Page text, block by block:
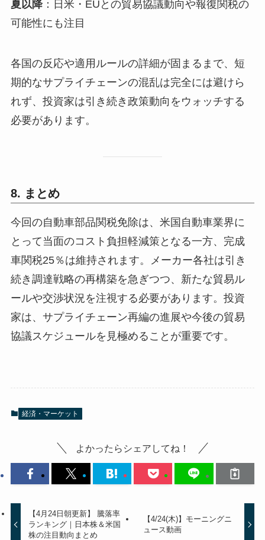
夏以降：日米・EUとの貿易協議動向や報復関税の
可能性にも注目
各国の反応や適用ルールの詳細が固まるまで、短
期的なサプライチェーンの混乱は完全には避けら
れず、投資家は引き続き政策動向をウォッチする
必要があります。
8. まとめ
今回の自動車部品関税免除は、米国自動車業界に
とって当面のコスト負担軽減策となる一方、完成
車関税25％は維持されます。メーカー各社は引き
続き調達戦略の再構築を急ぎつつ、新たな貿易ル
ールや交渉状況を注視する必要があります。投資
家は、サプライチェーン再編の進展や今後の貿易
協議スケジュールを見極めることが重要です。
経済・マーケット
よかったらシェアしてね！
【4月24日朝更新】 騰落率
ランキング｜日本株＆米国
株の注目動向まとめ
【4/24(木)】モーニングニ
ュース動画